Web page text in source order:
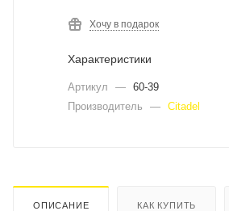
Хочу в подарок
Характеристики
Артикул — 60-39
Производитель
— Citadel
ОПИСАНИЕ КАК КУПИТЬ